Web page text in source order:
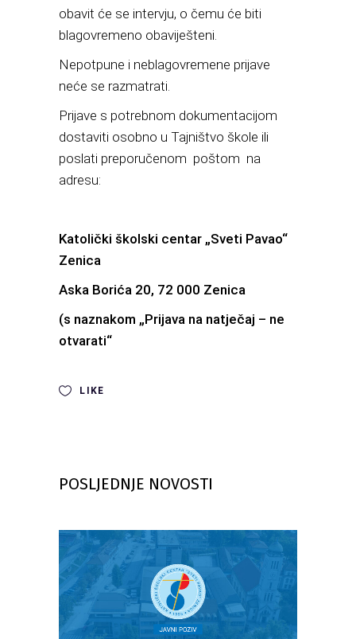
obavit će se intervju, o čemu će biti
blagovremeno obaviješteni.
Nepotpune i neblagovremene prijave
neće se razmatrati.
Prijave s potrebnom dokumentacijom
dostaviti osobno u Tajništvo škole ili
poslati preporučenom poštom na
adresu:
Katolički školski centar „Sveti Pavao“
Zenica
Aska Borića 20, 72 000 Zenica
(s naznakom „Prijava na natječaj – ne
otvarati“
LIKE
POSLJEDNJE NOVOSTI